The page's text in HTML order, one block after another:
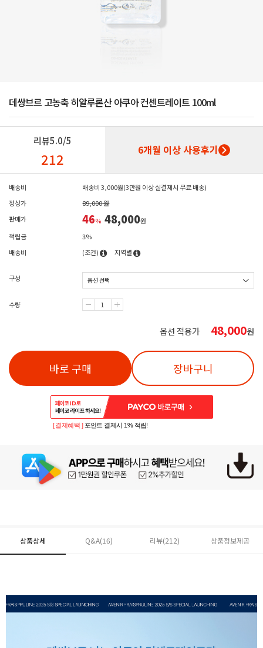
데쌍브르 고농축 히알루론산 아쿠아 컨센트레이트 100ml
리뷰5.0/5
212 6개월 이상 사용후기
배송비
배송비 3,000원(3만원 이상 실결제시 무료 배송)
정상가
89,000 원
판매가
46% 48,000원
적립금
3%
배송비
(조건) 지역별
구성
수량
옵션 적용가 48,000원
바로 구매 장바구니
[ 결제혜택 ] 포인트 결제시 1% 적립!
상품상세 Q&A(16) 리뷰(212) 상품정보제공